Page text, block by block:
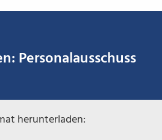
Personalausschuss
herunterladen: